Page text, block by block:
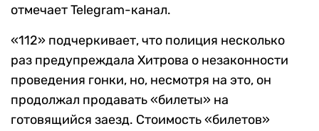
отмечает Telegram-канал.
«112» подчеркивает, что полиция несколько
раз предупреждала Хитрова о незаконности
проведения гонки, но, несмотря на это, он
продолжал продавать «билеты» на
готовящийся заезд. Стоимость «билетов»